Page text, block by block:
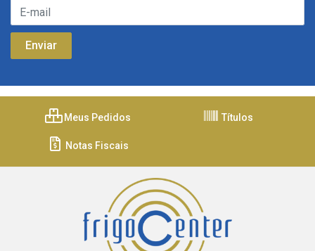
Meus Pedidos Títulos
Notas Fiscais